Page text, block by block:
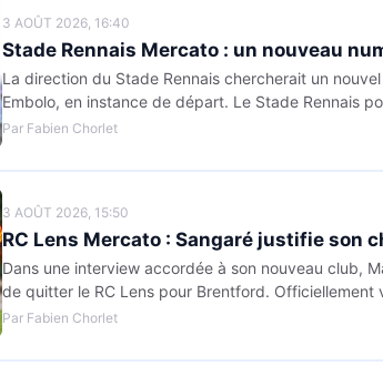
3 AOÛT 2026, 16:40
Stade Rennais Mercato : un nouveau
La direction du Stade Rennais chercherait un
Embolo, en instance de départ. Le Stade Rennais
Par Fabien Chorlet
3 AOÛT 2026, 15:50
RC Lens Mercato : Sangaré justifie son
Dans une interview accordée à son nouveau club,
de quitter le RC Lens pour Brentford.
Par Fabien Chorlet